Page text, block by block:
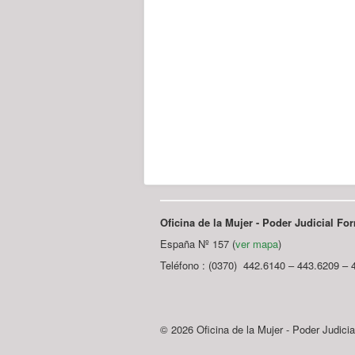
Oficina de la Mujer - Poder Judicial
España Nº 157 (ver mapa)
Teléfono : (0370) 442.6140 – 443.6209 –
© 2026 Oficina de la Mujer - Poder